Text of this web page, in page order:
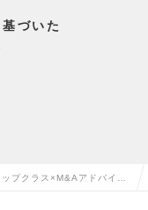
づいた
プクラス×M&Aアドバイザ